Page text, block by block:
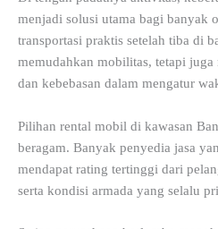
menjadi solusi utama bagi banyak
transportasi praktis setelah tiba di
memudahkan mobilitas, tetapi
dan kebebasan dalam mengatur
Pilihan rental mobil di kawasan
beragam. Banyak penyedia jasa
mendapat rating tertinggi dari
serta kondisi armada yang selalu